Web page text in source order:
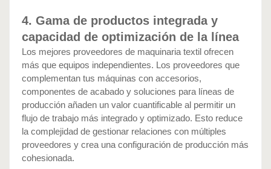
4. Gama de productos integrada y
capacidad de optimización de la línea
Los mejores proveedores de maquinaria textil ofrecen
más que equipos independientes. Los proveedores que
complementan tus máquinas con accesorios,
componentes de acabado y soluciones para líneas de
producción añaden un valor cuantificable al permitir un
flujo de trabajo más integrado y optimizado. Esto reduce
la complejidad de gestionar relaciones con múltiples
proveedores y crea una configuración de producción más
cohesionada.